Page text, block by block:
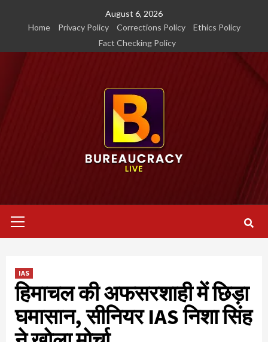
August 6, 2026
Home
Privacy Policy Corrections Policy
Ethics Policy
Fact Checking Policy
Menu
IAS
हिमाचल की अफसरशाही में छिड़ा
घमासान, सीनियर IAS निशा सिंह